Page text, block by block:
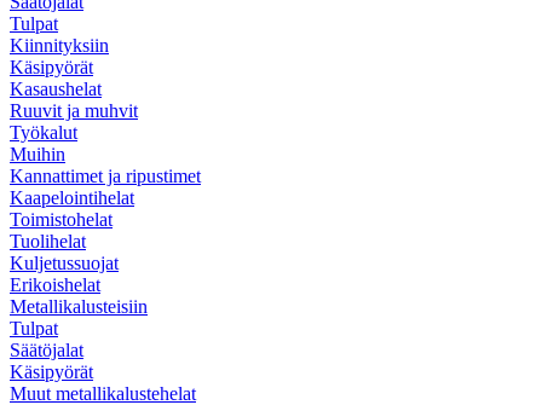
Tulpat
Kiinnityksiin
Käsipyörät
Kasaushelat
Ruuvit ja muhvit
Työkalut
Muihin
Kannattimet ja ripustimet
Kaapelointihelat
Toimistohelat
Tuolihelat
Kuljetussuojat
Erikoishelat
Metallikalusteisiin
Tulpat
Säätöjalat
Käsipyörät
Muut metallikalustehelat